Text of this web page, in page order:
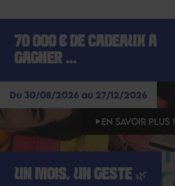
70 000 € DE CADEAUX À
GAGNER ...
Du 30/08/2026 au 27/12/2026
EN SAVOIR PLUS !
UN MOIS, UN GESTE 🌿